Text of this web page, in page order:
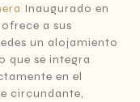
Inaugurado en
ofrece a sus
un alojamiento
que se integra
en el
circundante,